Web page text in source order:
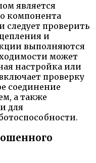
является
компонента
следует проверить
и
выполняются
может
настройка или
проверку
соединение
а также
для